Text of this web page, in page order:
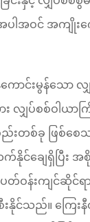
ပါအဝင် အကျိုးကျ
ာင်းမွန်သော လ
း လျှပ်စစ်ဝါယာ
စည်းတစ်ခု ဖြစ်
က်နိုင်ချေရှိပြီး
ဝန်းကျင်ဆိုင်ရာ
သည်။ ကြေးနီဝ